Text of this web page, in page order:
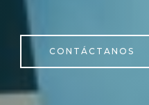
CONTÁCTANOS